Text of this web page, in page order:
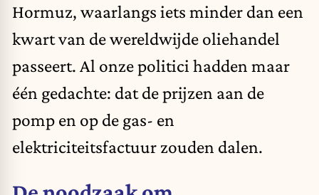
Hormuz, waarlangs iets minder dan een
kwart van de wereldwijde oliehandel
passeert. Al onze politici hadden maar
één gedachte: dat de prijzen aan de
pomp en op de gas- en
elektriciteitsfactuur zouden dalen.